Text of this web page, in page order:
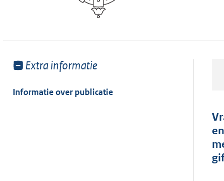
Toon
van:
Extra informatie
Informatie over publicatie